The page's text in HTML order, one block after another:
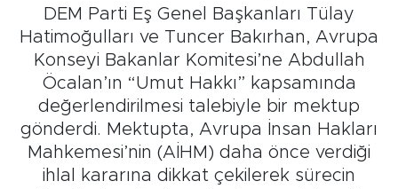
DEM Parti Eş Genel Başkanları Tülay
Hatimoğulları ve Tuncer Bakırhan, Avrupa
Konseyi Bakanlar Komitesi’ne Abdullah
Öcalan’ın “Umut Hakkı” kapsamında
değerlendirilmesi talebiyle bir mektup
gönderdi. Mektupta, Avrupa İnsan Hakları
Mahkemesi’nin (AİHM) daha önce verdiği
ihlal kararına dikkat çekilerek sürecin